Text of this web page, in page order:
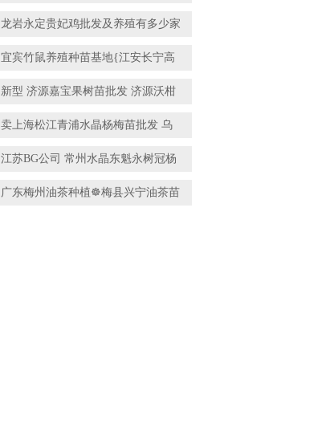
龙岩永定贵妃鸡批发及养殖有多少家
宜宾竹鼠养殖种苗基地{江安长宁高
新型 济源嘉宝果树苗批发 济源沃柑
卖上海松江青浦水晶杨梅苗批发 乌
江苏BG公司 常州水晶东魁永树冠杨
广东梅州油茶种植☸梅县兴宁油茶苗